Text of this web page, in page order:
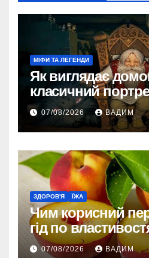
МІФИ ТА ЛЕГЕНДИ
Як виглядає
класичний
зовнішності
07/08/2026 ВАДИМ
ЗДОРОВ'Я ЇЖА
Чим корисний
гід по
впливі на
07/08/2026 ВАДИМ